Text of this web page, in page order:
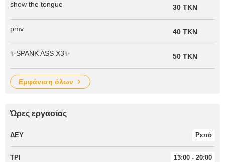
show the tongue 30 TKN
pmv 40 TKN
✨SPANK ASS X3✨ 50 TKN
εμφάνιση όλων
Ώρες εργασίας
ΔΕΥ Ρεπό
ΤΡΙ 13:00 - 20:00